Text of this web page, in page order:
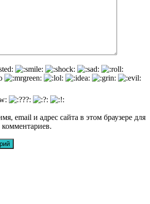
email и адрес сайта в этом браузере для